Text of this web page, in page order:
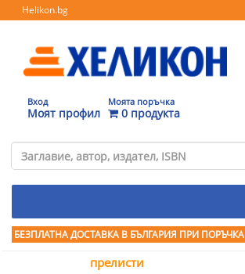
Helikon.bg
Вход
Моят профил
Моята поръчка
0 продукта
БЕЗПЛАТНА ДОСТАВКА В БЪЛГАРИЯ ПРИ ПОРЪЧКА
прелисти